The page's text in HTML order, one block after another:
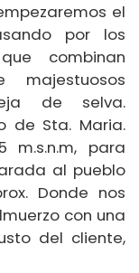
el
por los
combinan
majestuosos
de selva.
de Sta. Maria.
m.s.n.m, para
al pueblo
Donde nos
con una
del cliente,